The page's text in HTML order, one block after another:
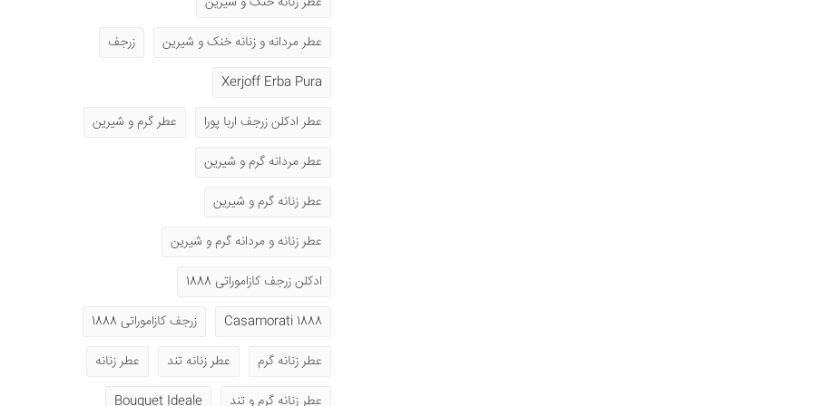
عطر مردانه و زنانه خنک و شیرین
زرجف
Xerjoff Erba Pura
عطر ادکلن زرجف اربا پورا
عطر گرم و شیرین
عطر مردانه گرم و شیرین
عطر زنانه گرم و شیرین
عطر زنانه و مردانه گرم و شیرین
ادکلن زرجف کازاموراتی 1888
1888 Casamorati
زرجف کازاموراتی 1888
عطر زنانه گرم
عطر زنانه تند
عطر زنانه
عطر زنانه گرم و تند
Bouquet Ideale